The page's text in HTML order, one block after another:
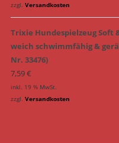
zzgl. Versandkosten
Trixie Hundespielzeug Soft
weich schwimmfähig &
Nr. 33476)
7,59€
inkl. 19 % MwSt.
zzgl. Versandkosten